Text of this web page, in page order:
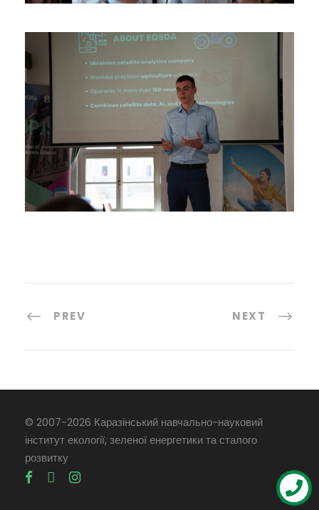
PREV NEXT
© 2007-2026 Каразінський навчально-науковий
інститут екології, зеленої енергетики та сталого
розвитку